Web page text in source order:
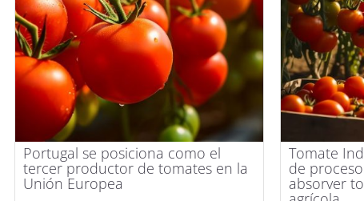
Portugal se posiciona como el
tercer productor de tomates en la
Unión Europea
Tomate
de
absorver